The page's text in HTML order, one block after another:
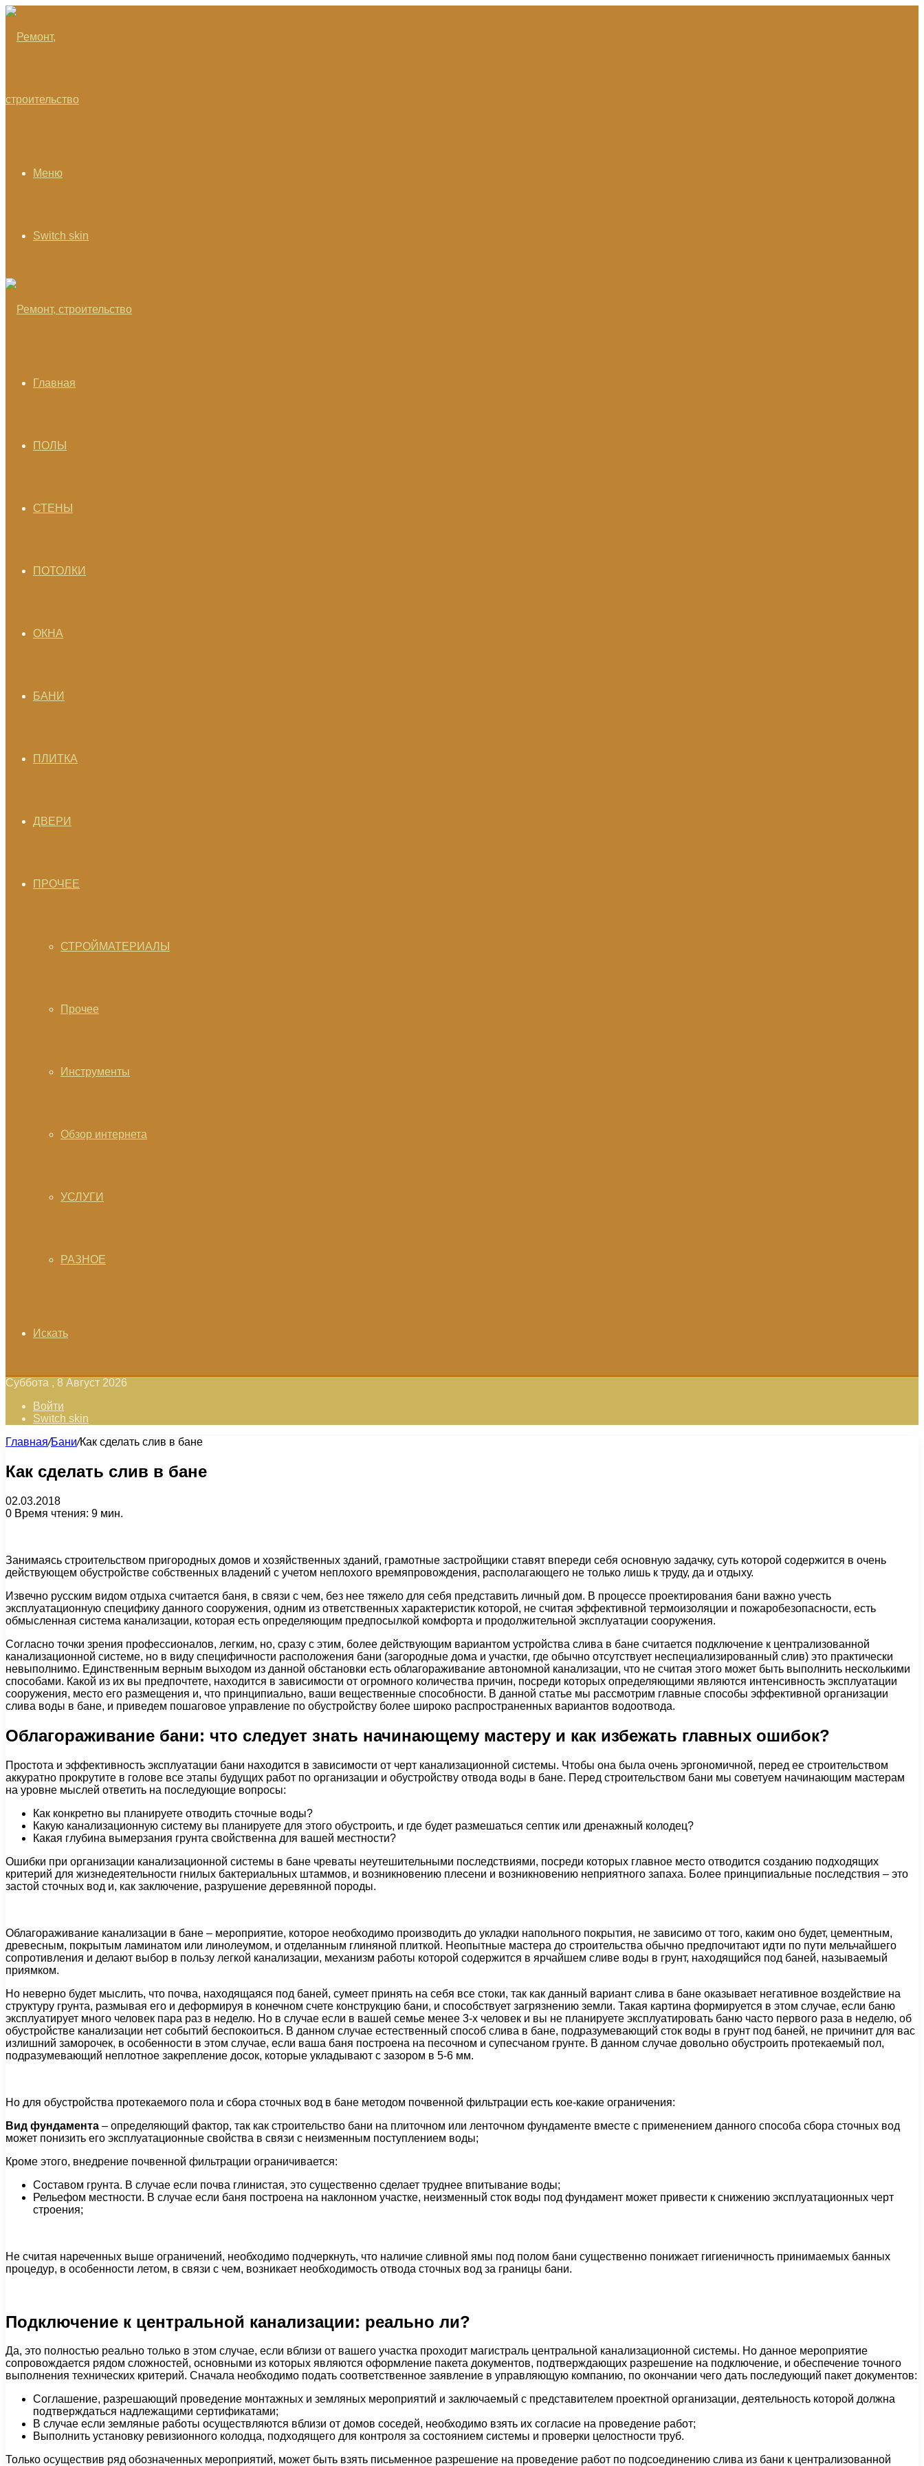
Меню
Switch skin
Главная
ПОЛЫ
СТЕНЫ
ПОТОЛКИ
ОКНА
БАНИ
ПЛИТКА
ДВЕРИ
ПРОЧЕЕ
СТРОЙМАТЕРИАЛЫ
Прочее
Инструменты
Обзор интернета
УСЛУГИ
РАЗНОЕ
Искать
Суббота , 8 Август 2026
Войти
Switch skin
Главная/Бани/Как сделать слив в бане
Как сделать слив в бане
02.03.2018
0 Время чтения: 9 мин.
Занимаясь строительством пригородных домов и хозяйственных зданий, грамотные застройщики ставят впереди себя основную задачку, суть которой содержится в очень
действующем обустройстве собственных владений с учетом неплохого времяпровождения, располагающего не только лишь к труду, да и отдыху.
Извечно русским видом отдыха считается баня, в связи с чем, без нее тяжело для себя представить личный дом. В процессе проектирования бани важно учесть
эксплуатационную специфику данного сооружения, одним из ответственных характеристик которой, не считая эффективной термоизоляции и пожаробезопасности, есть
обмысленная система канализации, которая есть определяющим предпосылкой комфорта и продолжительной эксплуатации сооружения.
Согласно точки зрения профессионалов, легким, но, сразу с этим, более действующим вариантом устройства слива в бане считается подключение к централизованной
канализационной системе, но в виду специфичности расположения бани (загородные дома и участки, где обычно отсутствует неспециализированный слив) это практически
невыполнимо. Единственным верным выходом из данной обстановки есть облагораживание автономной канализации, что не считая этого может быть выполнить несколькими
способами. Какой из их вы предпочтете, находится в зависимости от огромного количества причин, посреди которых определяющими являются интенсивность эксплуатации
сооружения, место его размещения и, что принципиально, ваши вещественные способности. В данной статье мы рассмотрим главные способы эффективной организации
слива воды в бане, и приведем пошаговое управление по обустройству более широко распространенных вариантов водоотвода.
Облагораживание бани: что следует знать начинающему мастеру и как избежать главных ошибок?
Простота и эффективность эксплуатации бани находится в зависимости от черт канализационной системы. Чтобы она была очень эргономичной, перед ее строительством
аккуратно прокрутите в голове все этапы будущих работ по организации и обустройству отвода воды в бане. Перед строительством бани мы советуем начинающим мастерам
на уровне мыслей ответить на последующие вопросы:
Как конкретно вы планируете отводить сточные воды?
Какую канализационную систему вы планируете для этого обустроить, и где будет размешаться септик или дренажный колодец?
Какая глубина вымерзания грунта свойственна для вашей местности?
Ошибки при организации канализационной системы в бане чреваты неутешительными последствиями, посреди которых главное место отводится созданию подходящих
критерий для жизнедеятельности гнилых бактериальных штаммов, и возникновению плесени и возникновению неприятного запаха. Более принципиальные последствия – это
застой сточных вод и, как заключение, разрушение деревянной породы.
Облагораживание канализации в бане – мероприятие, которое необходимо производить до укладки напольного покрытия, не зависимо от того, каким оно будет, цементным,
древесным, покрытым ламинатом или линолеумом, и отделанным глиняной плиткой. Неопытные мастера до строительства обычно предпочитают идти по пути мельчайшего
сопротивления и делают выбор в пользу легкой канализации, механизм работы которой содержится в ярчайшем сливе воды в грунт, находящийся под баней, называемый
приямком.
Но неверно будет мыслить, что почва, находящаяся под баней, сумеет принять на себя все стоки, так как данный вариант слива в бане оказывает негативное воздействие на
структуру грунта, размывая его и деформируя в конечном счете конструкцию бани, и способствует загрязнению земли. Такая картина формируется в этом случае, если баню
эксплуатирует много человек пара раз в неделю. Но в случае если в вашей семье менее 3-х человек и вы не планируете эксплуатировать баню часто первого раза в неделю, об
обустройстве канализации нет событий беспокоиться. В данном случае естественный способ слива в бане, подразумевающий сток воды в грунт под баней, не причинит для вас
излишний заморочек, в особенности в этом случае, если ваша баня построена на песочном и супесчаном грунте. В данном случае довольно обустроить протекаемый пол,
подразумевающий неплотное закрепление досок, которые укладывают с зазором в 5-6 мм.
Но для обустройства протекаемого пола и сбора сточных вод в бане методом почвенной фильтрации есть кое-какие ограничения:
Вид фундамента – определяющий фактор, так как строительство бани на плиточном или ленточном фундаменте вместе с применением данного способа сбора сточных вод
может понизить его эксплуатационные свойства в связи с неизменным поступлением воды;
Кроме этого, внедрение почвенной фильтрации ограничивается:
Составом грунта. В случае если почва глинистая, это существенно сделает труднее впитывание воды;
Рельефом местности. В случае если баня построена на наклонном участке, неизменный сток воды под фундамент может привести к снижению эксплуатационных черт
строения;
Не считая нареченных выше ограничений, необходимо подчеркнуть, что наличие сливной ямы под полом бани существенно понижает гигиеничность принимаемых банных
процедур, в особенности летом, в связи с чем, возникает необходимость отвода сточных вод за границы бани.
Подключение к центральной канализации: реально ли?
Да, это полностью реально только в этом случае, если вблизи от вашего участка проходит магистраль центральной канализационной системы. Но данное мероприятие
сопровождается рядом сложностей, основными из которых являются оформление пакета документов, подтверждающих разрешение на подключение, и обеспечение точного
выполнения технических критерий. Сначала необходимо подать соответственное заявление в управляющую компанию, по окончании чего дать последующий пакет документов:
Соглашение, разрешающий проведение монтажных и земляных мероприятий и заключаемый с представителем проектной организации, деятельность которой должна
подтверждаться надлежащими сертификатами;
В случае если земляные работы осуществляются вблизи от домов соседей, необходимо взять их согласие на проведение работ;
Выполнить установку ревизионного колодца, подходящего для контроля за состоянием системы и проверки целостности труб.
Только осуществив ряд обозначенных мероприятий, может быть взять письменное разрешение на проведение работ по подсоединению слива из бани к централизованной